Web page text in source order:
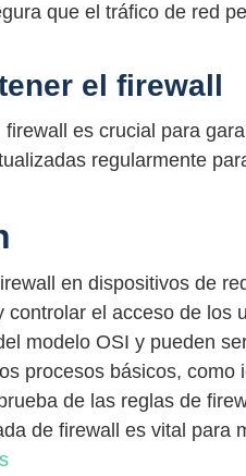
que el tráfico de red
el firewall
es crucial para
regularmente
en dispositivos de
controlar el acceso de los
modelo OSI y pueden
procesos básicos,
de las reglas de
de firewall es vital para